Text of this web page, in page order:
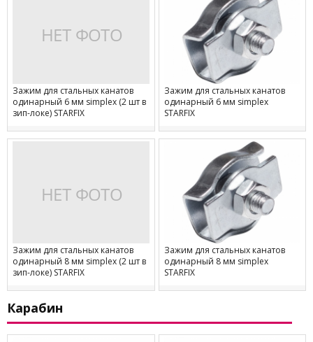
Зажим для стальных канатов
одинарный 6 мм simplex (2 шт в
зип-локе) STARFIX
Зажим для стальных канатов
одинарный 6 мм simplex
STARFIX
Зажим для стальных канатов
одинарный 8 мм simplex (2 шт в
зип-локе) STARFIX
Зажим для стальных канатов
одинарный 8 мм simplex
STARFIX
Карабин